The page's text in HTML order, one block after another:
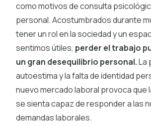
como motivos de consulta
personal. Acostumbrados durante
tener un rol en la sociedad y un
sentimos útiles, perder el trabajo
un gran desequilibrio personal.La
autoestima y la falta de identidad
nuevo mercado laboral provoca que
se sienta capaz de responder a las
demandas laborales.